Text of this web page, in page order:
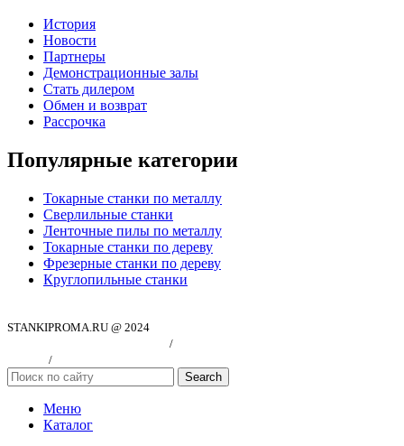
История
Новости
Партнеры
Демонстрационные залы
Стать дилером
Обмен и возврат
Рассрочка
Популярные категории
Токарные станки по металлу
Сверлильные станки
Ленточные пилы по металлу
Токарные станки по дереву
Фрезерные станки по дереву
Круглопильные станки
STANKIPROMA.RU @ 2024
/
/
Search
Меню
Каталог